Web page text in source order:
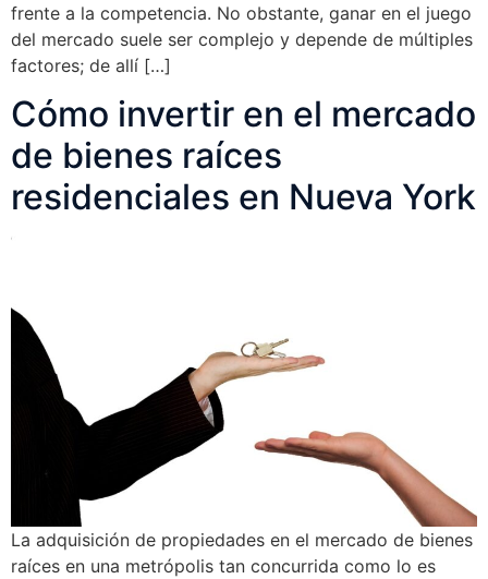
frente a la competencia. No obstante, ganar en el juego
del mercado suele ser complejo y depende de múltiples
factores; de allí […]
Cómo invertir en el mercado
de bienes raíces
residenciales en Nueva York
La adquisición de propiedades en el mercado de bienes
raíces en una metrópolis tan concurrida como lo es